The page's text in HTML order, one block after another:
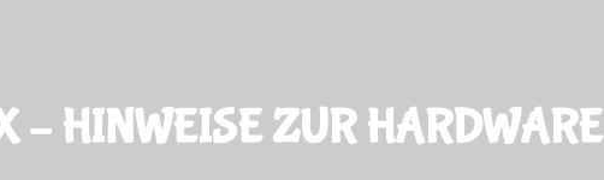
– HINWEISE ZUR HARDWARE